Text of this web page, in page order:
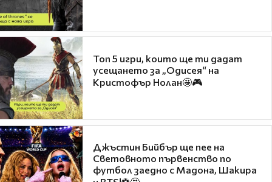
Топ 5 игри, които ще ти дадат
усещането за „Одисея“ на
Кристофър Нолан🤩🎮
Джъстин Бийбър ще пее на
Световното първенство по
футбол заедно с Мадона, Шакира